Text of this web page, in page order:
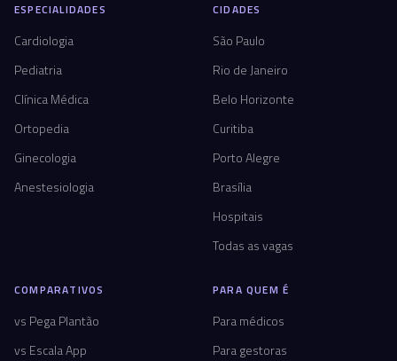
ESPECIALIDADES
Cardiologia
Pediatria
Clínica Médica
Ortopedia
Ginecologia
Anestesiologia
CIDADES
São Paulo
Rio de Janeiro
Belo Horizonte
Curitiba
Porto Alegre
Brasília
Hospitais
Todas as vagas
COMPARATIVOS
vs Pega Plantão
vs Escala App
PARA QUEM É
Para médicos
Para gestoras